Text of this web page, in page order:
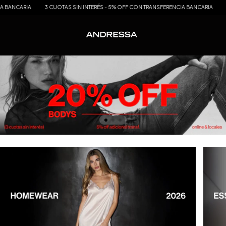
3 CUOTAS SIN INTERÉS - 5% OFF CON TRANSFERENCIA BANCARIA